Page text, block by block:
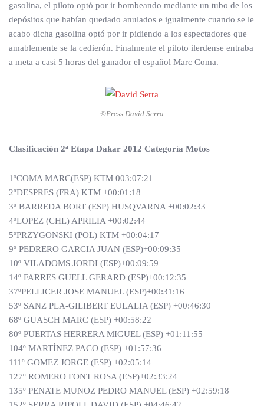
gasolina, el piloto optó por ir bombeando mediante un tubo de los
depósitos que habían quedado anulados e igualmente cuando se le
acabo dicha gasolina optó por ir pidiendo a los espectadores que
amablemente se la cedierón. Finalmente el piloto ilerdense entraba
a meta a casi 5 horas del ganador el español Marc Coma.
©Press David Serra
Clasificación 2ª Etapa Dakar 2012 Categoría Motos
1ºCOMA MARC(ESP) KTM 003:07:21
2ºDESPRES (FRA) KTM +00:01:18
3º BARREDA BORT (ESP) HUSQVARNA +00:02:33
4ºLOPEZ (CHL) APRILIA +00:02:44
5ºPRZYGONSKI (POL) KTM +00:04:17
9º PEDRERO GARCIA JUAN (ESP)+00:09:35
10º VILADOMS JORDI (ESP)+00:09:59
14º FARRES GUELL GERARD (ESP)+00:12:35
37ºPELLICER JOSE MANUEL (ESP)+00:31:16
53º SANZ PLA-GILIBERT EULALIA (ESP) +00:46:30
68º GUASCH MARC (ESP) +00:58:22
80º PUERTAS HERRERA MIGUEL (ESP) +01:11:55
104º MARTÍNEZ PACO (ESP) +01:57:36
111º GOMEZ JORGE (ESP) +02:05:14
127º ROMERO FONT ROSA (ESP)+02:33:24
135º PENATE MUNOZ PEDRO MANUEL (ESP) +02:59:18